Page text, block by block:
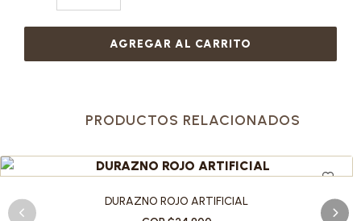
AGREGAR AL CARRITO
PRODUCTOS RELACIONADOS
DURAZNO ROJO ARTIFICIAL